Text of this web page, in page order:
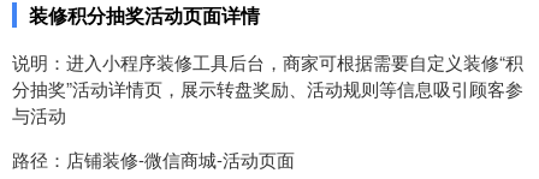
装修积分抽奖活动页面详情
说明：进入小程序装修工具后台，商家可根据需要自定义装修“积
分抽奖”活动详情页，展示转盘奖励、活动规则等信息吸引顾客参
与活动
路径：店铺装修-微信商城-活动页面